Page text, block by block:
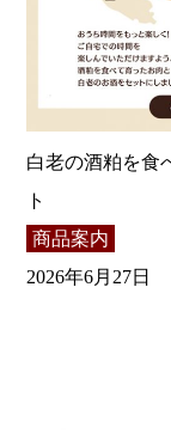
白老の酒粕を食
ト
商品案内
2026年6月27日